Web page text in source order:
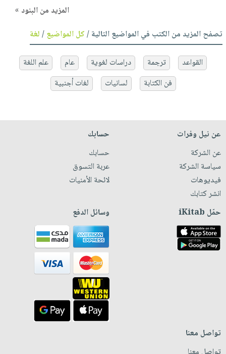
المزيد من البنود »
تصفح المزيد من الكتب في المواضيع التالية /كل المواضيع/لغة
القواعد ترجمة دراسات لغوية عام
علم اللغة
فن الكتابة
لسانيات لغات أجنبية
عن نيل وفرات
عن الشركة
سياسة الشركة
فيديوهات
انشر كتابك
حسابك
حسابك
عربة التسوق
لائحة الأمنيات
حمّل iKitab وسائل الدفع
تواصل معنا